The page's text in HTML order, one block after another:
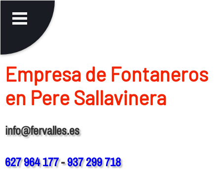
Empresa de Fontaneros
en Pere Sallavinera
info@fervalles.es
627 964 177-937 299 718